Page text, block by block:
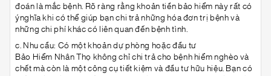
đoán là mắc bệnh. Rõ ràng rằng khoản tiền bảo hiểm này rất có
ýnghĩa khi có thể giúp bạn chi trả những hóa đơn trị bệnh và
những chi phí khác có liên quan đến bệnh tình.
c. Nhu cầu: Có một khoản dự phòng hoặc đầu tư
Bảo Hiểm Nhân Thọ không chỉ chi trả cho bệnh hiểm nghèo và
chết mà còn là một công cụ tiết kiệm và đầu tư hữu hiệu. Bạn có